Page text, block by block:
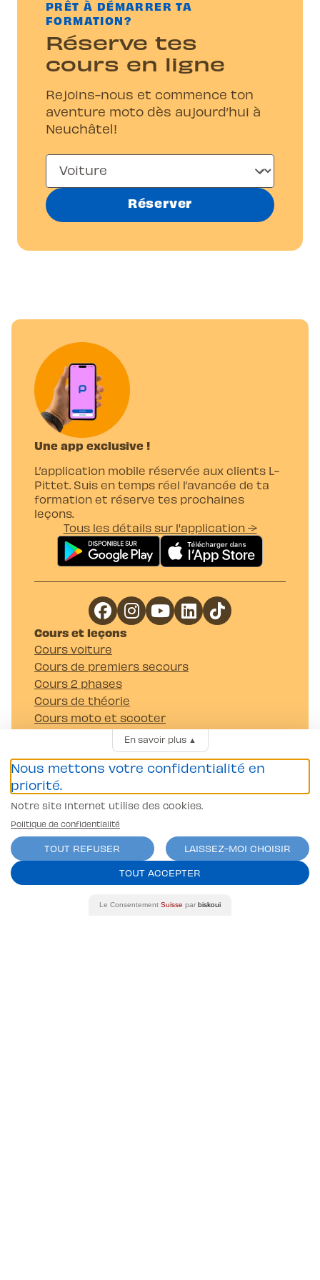
PRÊT À DÉMARRER TA
FORMATION?
Réserve tes
cours en ligne
Rejoins-nous et commence ton
aventure moto dès aujourd’hui à
Neuchâtel!
Réserver
Une app exclusive !
L’application mobile réservée aux clients L-
Pittet. Suis en temps réel l’avancée de ta
formation et réserve tes prochaines
leçons.
Tous les détails sur l'application →
Cours et leçons
Cours voiture
Cours de premiers secours
Cours 2 phases
Cours de théorie
Cours moto et scooter
Cours de sensibilisation
Cours de conduite remorque
TPP 121
Camion
Autocar
Boutique
À propos
Équipe
Nous trouver
En savoir plus▲
Nous mettons votre confidentialité en
priorité.
Notre site Internet utilise des cookies.
Politique de confidentialité
TOUT REFUSER
LAISSEZ-MOI CHOISIR
TOUT ACCEPTER
Le Consentement Suisse par biskoui